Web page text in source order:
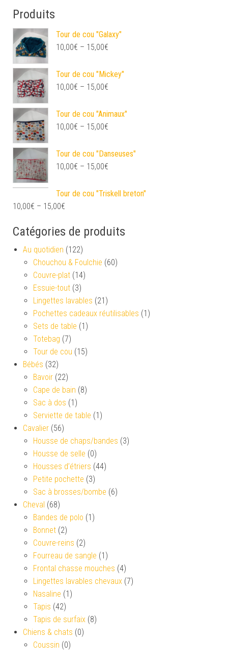
Produits
Tour de cou "Galaxy"
10,00€ – 15,00€
Tour de cou "Mickey"
10,00€ – 15,00€
Tour de cou "Animaux"
10,00€ – 15,00€
Tour de cou "Danseuses"
10,00€ – 15,00€
Tour de cou "Triskell breton"
10,00€ – 15,00€
Catégories de produits
Au quotidien (122)
Chouchou & Foulchie (60)
Couvre-plat (14)
Essuie-tout (3)
Lingettes lavables (21)
Pochettes cadeaux réutilisables (1)
Sets de table (1)
Totebag (7)
Tour de cou (15)
Bébés (32)
Bavoir (22)
Cape de bain (8)
Sac à dos (1)
Serviette de table (1)
Cavalier (56)
Housse de chaps/bandes (3)
Housse de selle (0)
Housses d’étriers (44)
Petite pochette (3)
Sac à brosses/bombe (6)
Cheval (68)
Bandes de polo (1)
Bonnet (2)
Couvre-reins (2)
Fourreau de sangle (1)
Frontal chasse mouches (4)
Lingettes lavables chevaux (7)
Nasaline (1)
Tapis (42)
Tapis de surfaix (8)
Chiens & chats (0)
Coussin (0)